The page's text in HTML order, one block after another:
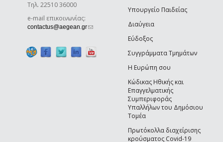
Τηλ. 22510 36000
e-mail επικοινωνίας:
contactus@aegean.gr(link sends e-mail)
Υπουργείο Παιδείας
Διαύγεια
Εύδοξος
Συγγράμματα Τμημάτων
Η Ευρώπη σου
Κώδικας Ηθικής και
Επαγγελματικής
Συμπεριφοράς
Υπαλλήλων του Δημόσιου
Τομέα
Πρωτόκολλα διαχείρισης
κρούσματος Covid-19